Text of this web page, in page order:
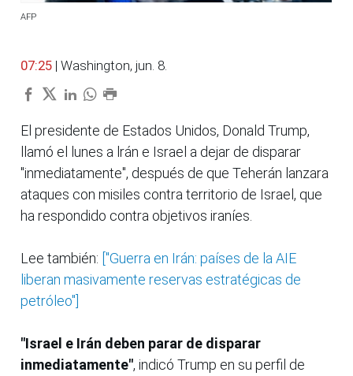
AFP
07:25 | Washington, jun. 8.
El presidente de Estados Unidos, Donald Trump,
llamó el lunes a lrán e Israel a dejar de disparar
"inmediatamente", después de que Teherán lanzara
ataques con misiles contra territorio de Israel, que
ha respondido contra objetivos iraníes.
Lee también: ["Guerra en Irán: países de la AIE
liberan masivamente reservas estratégicas de
petróleo"]
"Israel e Irán deben parar de disparar
inmediatamente", indicó Trump en su perfil de